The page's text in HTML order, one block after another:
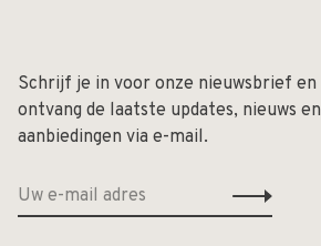
Schrijf je in voor onze nieuwsbrief en
ontvang de laatste updates, nieuws en
aanbiedingen via e-mail.